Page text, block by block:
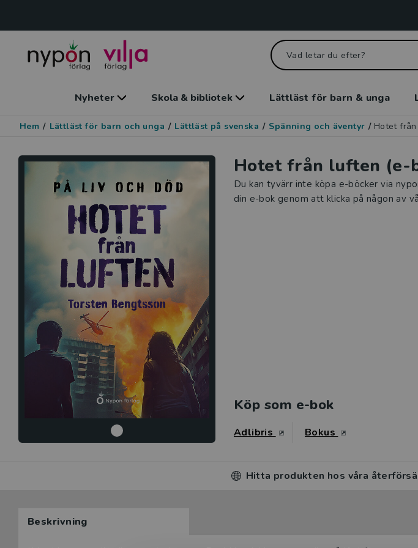
Nyheter Skola & bibliotek Lättläst för barn & unga
Hem / Lättläst för barn och unga / Lättläst på svenska / Spänning och äventyr / Hotet
Hotet från luften (e-
Du kan tyvärr inte köpa e-böcker via
din e-bok genom att klicka på någon av
Köp som e-bok
Adlibris Bokus
Hitta produkten hos våra
Beskrivning